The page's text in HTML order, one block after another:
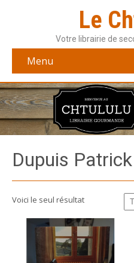
Le
Votre librairie de
Menu
Dupuis Patrick
Voici le seul résultat